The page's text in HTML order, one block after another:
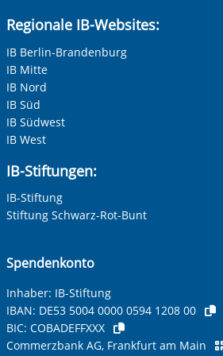
Regionale IB-Websites:
IB Berlin-Brandenburg
IB Mitte
IB Nord
IB Süd
IB Südwest
IB West
IB-Stiftungen:
IB-Stiftung
Stiftung Schwarz-Rot-Bunt
Spendenkonto
Inhaber: IB-Stiftung
IBAN: DE53 5004 0000 0594 1208 00
BIC: COBADEFFXXX
Commerzbank AG, Frankfurt am Main